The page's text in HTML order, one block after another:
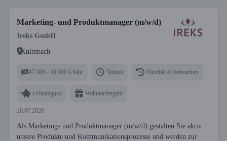
Marketing- und Produktmanager (m/w/d)
Ireks GmbH
Kulmbach
47.500 - 50.000 €/Jahr Teilzeit Flexible Arbeitszeiten
Urlaubsgeld Weihnachtsgeld
20.07.2026
Als Marketing- und Produktmanager (m/w/d) gestalten Sie aktiv
unsere Produkte und Kommunikationsprozesse und werden zur